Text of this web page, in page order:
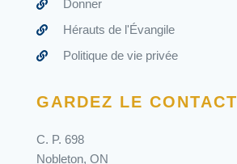
Donner
Hérauts de l'Évangile
Politique de vie privée
GARDEZ LE CONTACT
C. P. 698
Nobleton, ON